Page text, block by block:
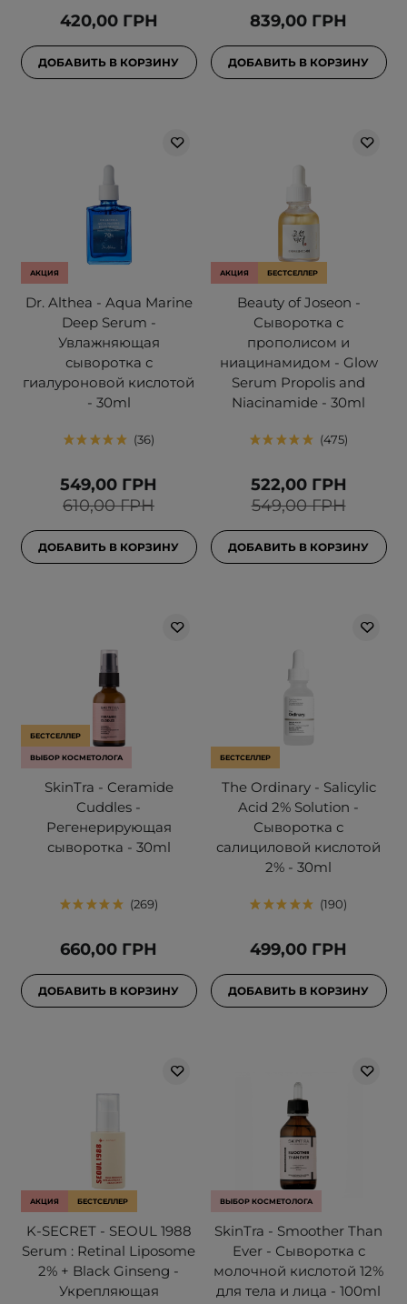
420,00 ГРН
ДОБАВИТЬ В КОРЗИНУ
839,00 ГРН
ДОБАВИТЬ В КОРЗИНУ
АКЦИЯ
Dr. Althea - Aqua Marine
Deep Serum -
Увлажняющая
сыворотка с
гиалуроновой кислотой
- 30ml
36
610,00 ГРН
549,00 ГРН
ДОБАВИТЬ В КОРЗИНУ
АКЦИЯ БЕСТСЕЛЛЕР
Beauty of Joseon -
Сыворотка с
прополисом и
ниацинамидом - Glow
Serum Propolis and
Niacinamide - 30ml
475
549,00 ГРН
522,00 ГРН
ДОБАВИТЬ В КОРЗИНУ
БЕСТСЕЛЛЕР
ВЫБОР КОСМЕТОЛОГА
SkinTra - Ceramide
Cuddles -
Регенерирующая
сыворотка - 30ml
269
660,00 ГРН
ДОБАВИТЬ В КОРЗИНУ
БЕСТСЕЛЛЕР
The Ordinary - Salicylic
Acid 2% Solution -
Сыворотка с
салициловой кислотой
2% - 30ml
190
499,00 ГРН
ДОБАВИТЬ В КОРЗИНУ
АКЦИЯ БЕСТСЕЛЛЕР
K-SECRET - SEOUL 1988
Serum : Retinal Liposome
2% + Black Ginseng -
Укрепляющая
ВЫБОР КОСМЕТОЛОГА
SkinTra - Smoother Than
Ever - Сыворотка с
молочной кислотой 12%
для тела и лица - 100ml